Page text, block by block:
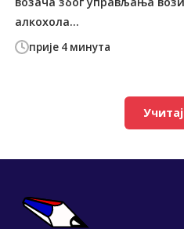
прије 4 минута
алкохола...